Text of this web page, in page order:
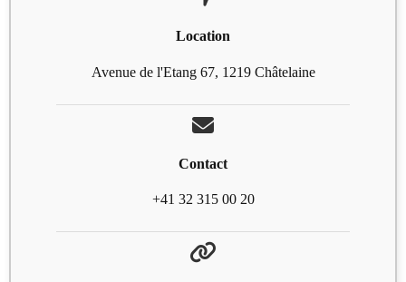
Location
Avenue de l'Etang 67, 1219 Châtelaine
Contact
+41 32 315 00 20